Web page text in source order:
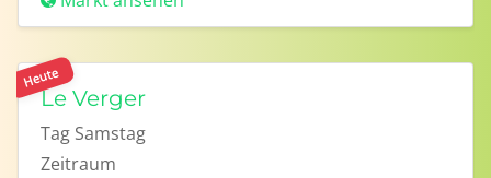
Heute
Le Verger
Tag Samstag
Zeitraum